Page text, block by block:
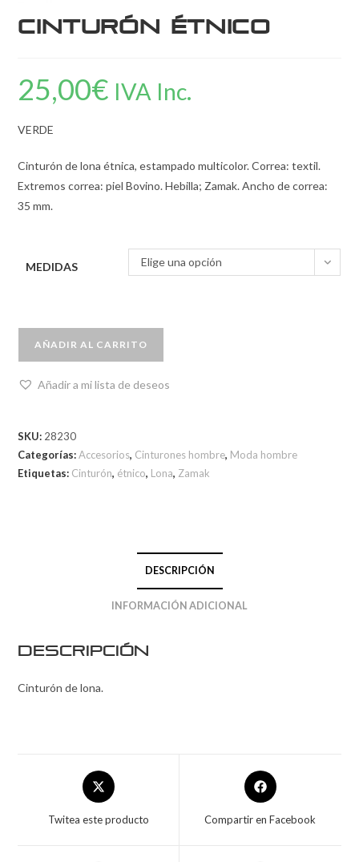
Cinturón étnico
25,00€ IVA Inc.
VERDE
Cinturón de lona étnica, estampado multicolor. Correa: textil.
Extremos correa: piel Bovino. Hebilla; Zamak. Ancho de correa:
35 mm.
MEDIDAS Elige una opción
AÑADIR AL CARRITO
Añadir a mi lista de deseos
SKU: 28230
Categorías:Accesorios, Cinturones hombre, Moda hombre
Etiquetas: Cinturón, étnico, Lona, Zamak
DESCRIPCIÓN
INFORMACIÓN ADICIONAL
Descripción
Cinturón de lona.
Twitea este producto Compartir en Facebook